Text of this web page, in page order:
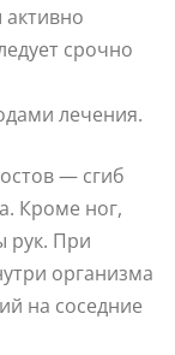
срочно
лечения.
— сгиб
Кроме ног,
рук. При
организма
на соседние